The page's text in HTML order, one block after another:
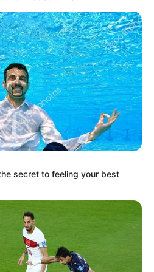
A javasolt 14. havi
érhetne el, mint a nyugdíjak
de nagyobb hatást
mindennapi életére,
egyszerre történő
arra, hogy a
kiadást fedezzenek.
életminősége szoros
mértékével, így
biztosított anyagi
befolyásolná
havi nyugdíj bevezetésének
szempontból is érdemes
típusú juttatás növelheti
a nyugdíjasok többsége az
szükségleteikre,
secret to feeling your best